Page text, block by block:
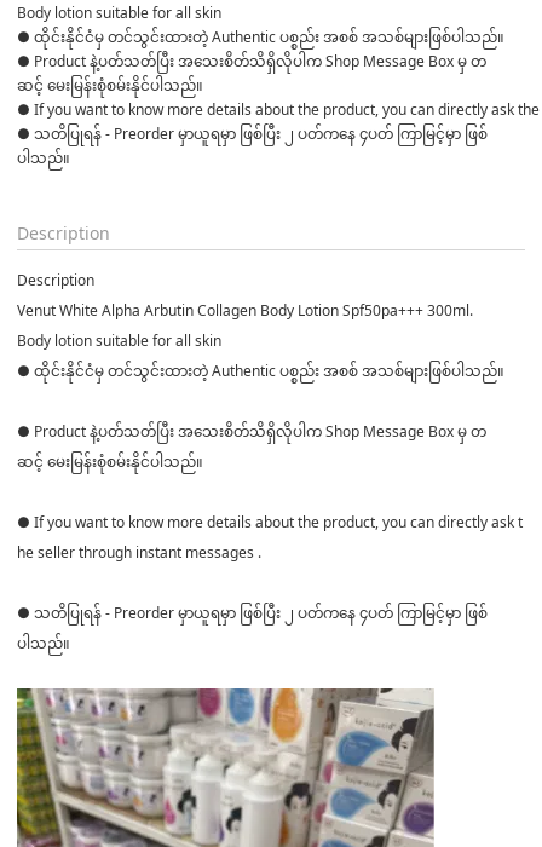
Body lotion suitable for all skin
● ထိုင်းနိုင်ငံမှ တင်သွင်းထားတဲ့ Authentic ပစ္စည်း အစစ် အသစ်များဖြစ်ပါသည်။
● Product နဲ့ပတ်သတ်ပြီး အသေးစိတ်သိရှိလိုပါက Shop Message Box မှ တ
ဆင့် မေးမြန်းစုံစမ်းနိုင်ပါသည်။
● If you want to know more details about the product, you can directly ask
● သတိပြုရန် - Preorder မှာယူရမှာ ဖြစ်ပြီး ၂ ပတ်ကနေ ၄ပတ် ကြာမြင့်မှာ ဖြစ်
ပါသည်။
Description
Description
Venut White Alpha Arbutin Collagen Body Lotion Spf50pa+++ 300ml.
Body lotion suitable for all skin
● ထိုင်းနိုင်ငံမှ တင်သွင်းထားတဲ့ Authentic ပစ္စည်း အစစ် အသစ်များဖြစ်ပါသည်။
● Product နဲ့ပတ်သတ်ပြီး အသေးစိတ်သိရှိလိုပါက Shop Message Box မှ တ
ဆင့် မေးမြန်းစုံစမ်းနိုင်ပါသည်။
● If you want to know more details about the product, you can directly ask t
he seller through instant messages .
● သတိပြုရန် - Preorder မှာယူရမှာ ဖြစ်ပြီး ၂ ပတ်ကနေ ၄ပတ် ကြာမြင့်မှာ ဖြစ်
ပါသည်။